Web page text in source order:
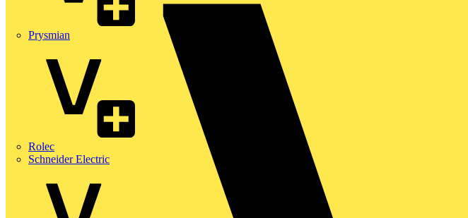
Prysmian
Rolec
Schneider Electric